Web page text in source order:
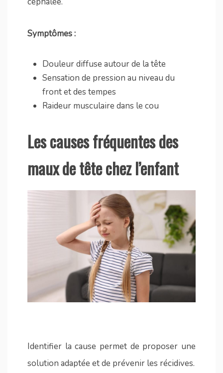
Symptômes :
Douleur diffuse autour de la tête
Sensation de pression au niveau du
front et des tempes
Raideur musculaire dans le cou
Les causes fréquentes des
maux de tête chez l’enfant
Identifier la cause permet de proposer une
solution adaptée et de prévenir les récidives.